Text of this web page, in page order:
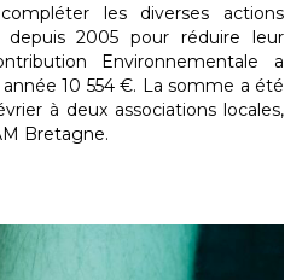
les diverses actions
2005 pour réduire leur
Environnementale a
10 554 €. La somme a été
à deux associations locales,
Bretagne.